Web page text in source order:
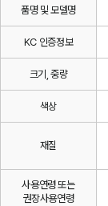
품명 및 모델명
KC 인증정보
크기, 중량
색상
재질
사용연령 또는
권장사용연령